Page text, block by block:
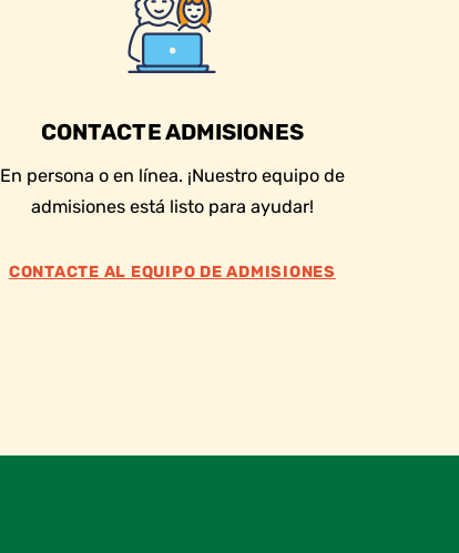
CONTACTE ADMISIONES
En persona o en línea. ¡Nuestro equipo de
admisiones está listo para ayudar!
CONTACTE AL EQUIPO DE ADMISIONES